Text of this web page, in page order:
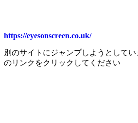
https://eyesonscreen.co.uk/
別のサイトにジャンプしようとして
のリンクをクリックしてください